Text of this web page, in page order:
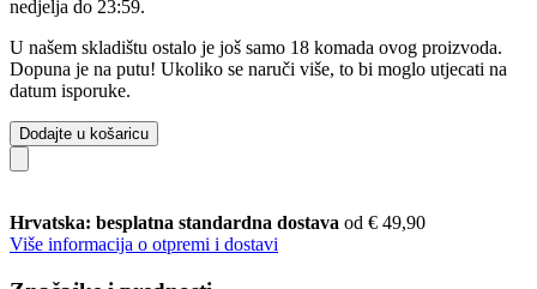
nedjelja do 23:59.
U našem skladištu ostalo je još samo 18 komada ovog proizvoda.
Dopuna je na putu! Ukoliko se naruči više, to bi moglo utjecati na
datum isporuke.
Dodajte u košaricu
Hrvatska: besplatna standardna dostava od € 49,90
Više informacija o otpremi i dostavi